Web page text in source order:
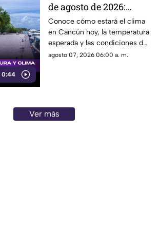
0:44
de agosto de 2026:
temperatura, lluvias y
pronóstico del día
Conoce cómo estará el clima
en Cancún hoy, la temperatura
esperada y las condiciones del
tiempo para este 7 de agosto
agosto 07, 2026 06:00 a. m.
Ver más